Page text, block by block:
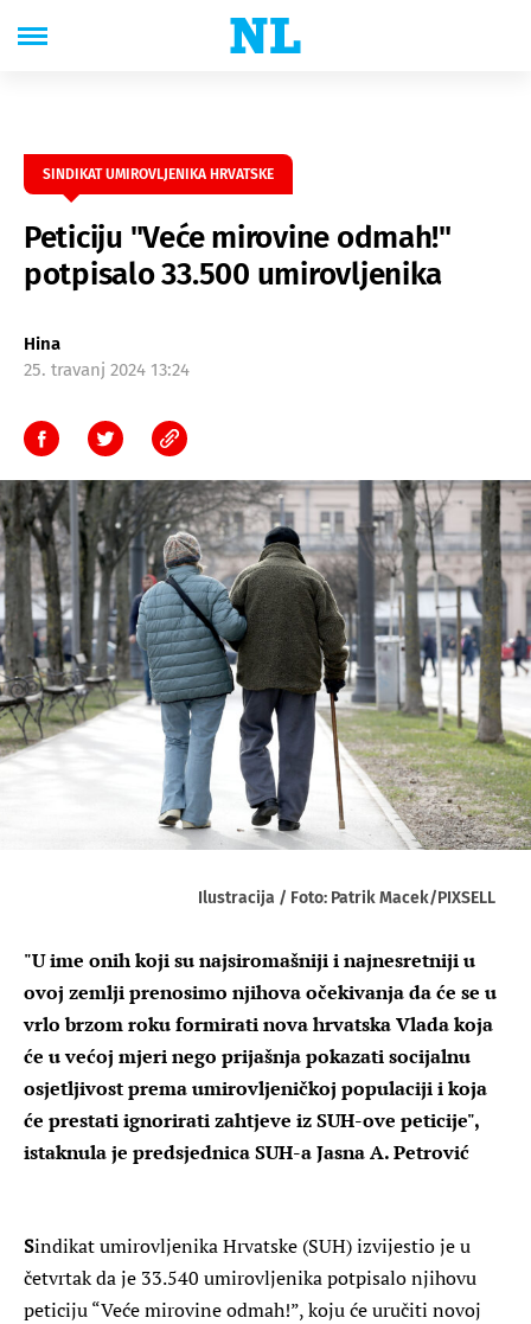
SINDIKAT UMIROVLJENIKA HRVATSKE
Peticiju "Veće mirovine odmah!"
potpisalo 33.500 umirovljenika
Hina
25. travanj 2024 13:24
Ilustracija / Foto: Patrik Macek/PIXSELL
"U ime onih koji su najsiromašniji i najnesretniji u
ovoj zemlji prenosimo njihova očekivanja da će se u
vrlo brzom roku formirati nova hrvatska Vlada koja
će u većoj mjeri nego prijašnja pokazati socijalnu
osjetljivost prema umirovljeničkoj populaciji i koja
će prestati ignorirati zahtjeve iz SUH-ove peticije",
istaknula je predsjednica SUH-a Jasna A. Petrović
Sindikat umirovljenika Hrvatske (SUH) izvijestio je u
četvrtak da je 33.540 umirovljenika potpisalo njihovu
peticiju “Veće mirovine odmah!”, koju će uručiti novoj